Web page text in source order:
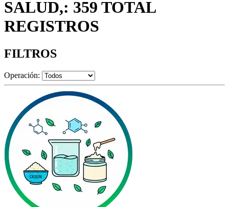
SALUD,: 359 TOTAL
REGISTROS
FILTROS
Operación: